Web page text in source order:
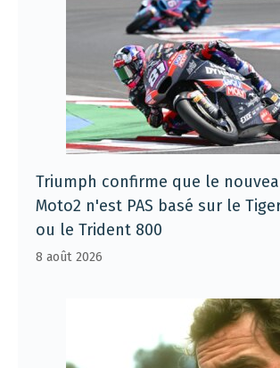
Triumph confirme que le
Moto2 n'est PAS basé sur le
ou le Trident 800
8 août 2026